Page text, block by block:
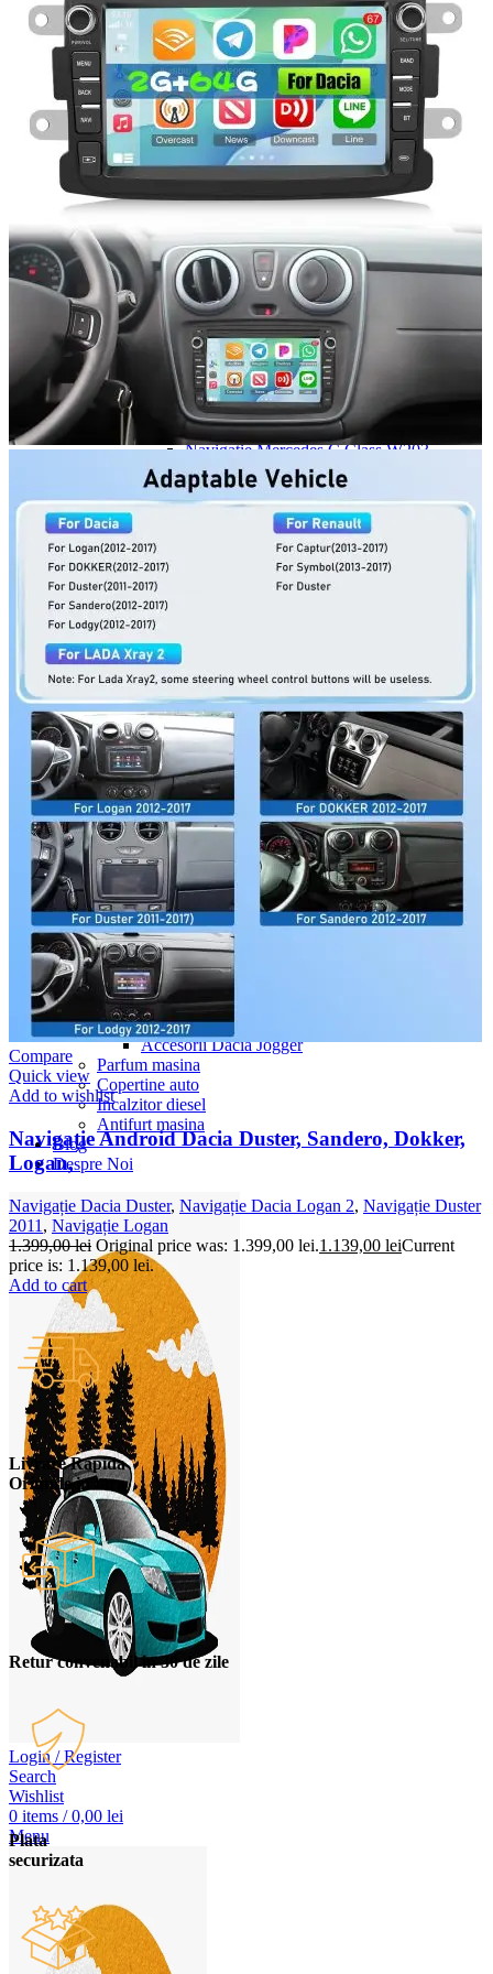
Navigatie Duster 2011
Navigatie Duster 2019
Audi
Navigatie Audi A3 8p
Navigatie Audi A4
Navigatie Audi A4 B6
Navigatie Audi A4 B7
Navigatie Audi A4 B8
Navigatie Audi A5
Navigatie Audi A6 C6
Navigatie Audi Q5
Ford
Navigație Ford Fiesta
Navigație Ford Focus 1
Navigație Ford Focus 2
Navigație Ford Focus MK3
Navigație Ford Mondeo MK3
Navigație Ford Mondeo MK4
Navigație Ford Transit
Mercedes
Navigație Mercedes C Class W203
Navigație Mercedes C Class W204
Navigație Mercedes W203
Navigație Mercedes W204
Navigație Mercedes W211
Navigație Mercedes Sprinter
Passat
Navigație Passat B5
Navigație Passat B8
Navigație Passat CC
Skoda
Navigație Skoda Fabia 1
Navigație Skoda Fabia 2
Navigație Skoda Octavia 1
Navigație Skoda Octavia 2
Navigație Skoda Octavia 3
Navigație Skoda Rapid
Navigație Skoda Superb 1
Navigație Skoda Superb 2
Navigație Toyota Avensis T25
Portbagaj Plafon Auto
Sub 350 Litri
Peste 350 Litri
Peste 450 litri
Accesorii auto masina
Accesorii Dacia Duster 3
Accesorii Duster 2
Accesorii Dacia Jogger
Parfum masina
Copertine auto
Incalzitor diesel
Antifurt masina
Blog
Despre Noi
Login / Register
Search
Wishlist
0 items / 0,00 lei
Menu
Compare
Quick view
Add to wishlist
Navigație Android Dacia Duster, Sandero, Dokker,
Logan,
Navigație Dacia Duster, Navigație Dacia Logan 2, Navigație Duster
2011 , Navigație Logan
1.399,00lei Original price was: 1.399,00 lei.1.139,00 leiCurrent
price is: 1.139,00 lei.
Add to cart
Livrare Rapida
Oriunde in tara
Retur convenabil in 30 de zile
Plata
securizata